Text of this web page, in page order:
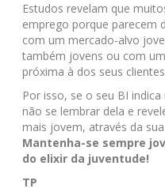
Estudos revelam que
emprego porque parecem
com um mercado-alvo
também jovens ou com
próxima à dos seus
Por isso, se o seu BI
não se lembrar dela e
mais jovem, através da
Mantenha-se sempre
do elixir da juventude!
TP